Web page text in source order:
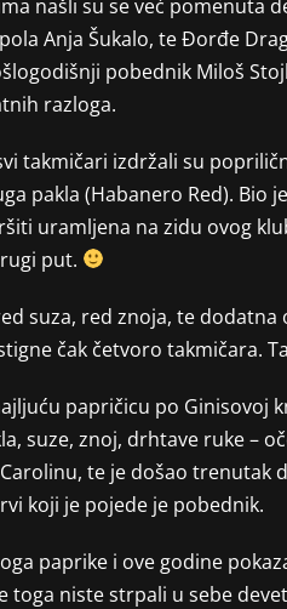
našli su se već pomenuta
Anja Šukalo, te Đorđe
pobednik Miloš
razloga.
takmičari izdržali su
pakla (Habanero Red). Bio
uramljena na zidu ovog
put.
suza, red znoja, te
čak četvoro takmičara.
papričicu po Ginisovoj
suze, znoj, drhtave ruke –
te je došao trenutak
koji je pojede je pobednik.
paprike i ove godine
toga niste strpali u sebe